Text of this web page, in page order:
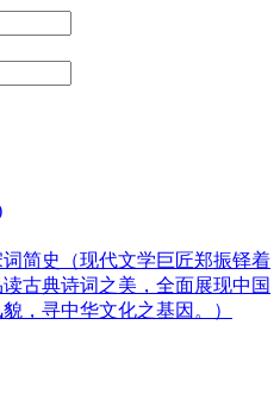
简史（现代文学巨匠郑振铎着
古典诗词之美，全面展现中国
，寻中华文化之基因。）